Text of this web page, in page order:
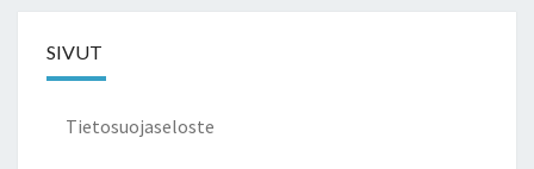
SIVUT
Tietosuojaseloste